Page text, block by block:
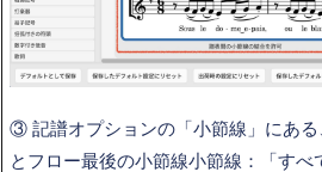
③ 記譜オプションの「小節線」にあ
とフロー最後の小節線小節線：「すべ